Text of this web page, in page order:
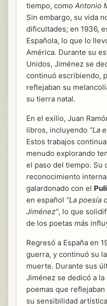
tiempo, como Antonio
Sin embargo, su vida
dificultades; en 1936,
Española, lo que lo
América. Durante su
Unidos, Jiménez se
continuó escribiendo,
reflejaban su
su tierra natal.
En el exilio, Juan
libros, incluyendo “La
Estos trabajos
menudo explorando
el paso del tiempo. Su
reconocimiento
galardonado con el
en español “La poesía
Jiménez”, lo que
de los poetas más
Regresó a España en
guerra, y continuó su
muerte. Durante sus
Jiménez se dedicó a
poemas que
su sensibilidad